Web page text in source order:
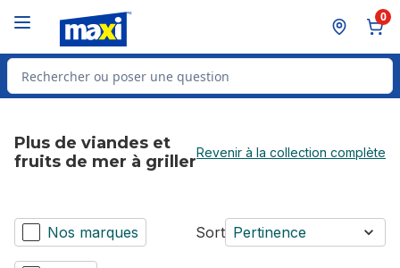
0
Rechercher des produits
Plus de viandes et
fruits de mer à grillerRevenir à la collection complète
Nos marques Sort Pertinence